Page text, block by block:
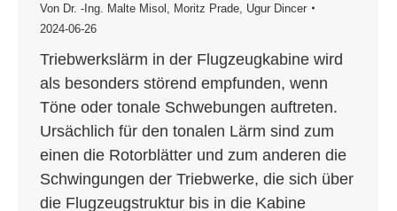
Von Dr. -Ing. Malte Misol Moritz Prade Ugur Dincer
2024-06-26
Triebwerkslärm in der Flugzeugkabine wird
als besonders störend empfunden, wenn
Töne oder tonale Schwebungen auftreten.
Ursächlich für den tonalen Lärm sind zum
einen die Rotorblätter und zum anderen die
Schwingungen der Triebwerke, die sich über
die Flugzeugstruktur bis in die Kabine